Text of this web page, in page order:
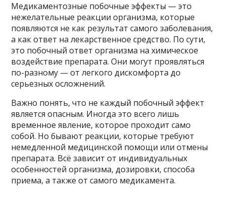
Медикаментозные побочные эффекты — это
нежелательные реакции организма, которые
появляются не как результат самого заболевания,
а как ответ на лекарственное средство. По сути,
это побочный ответ организма на химическое
воздействие препарата. Они могут проявляться
по-разному — от легкого дискомфорта до
серьезных осложнений.
Важно понять, что не каждый побочный эффект
является опасным. Иногда это всего лишь
временное явление, которое проходит само
собой. Но бывают реакции, которые требуют
немедленной медицинской помощи или отмены
препарата. Всё зависит от индивидуальных
особенностей организма, дозировки, способа
приема, а также от самого медикамента.